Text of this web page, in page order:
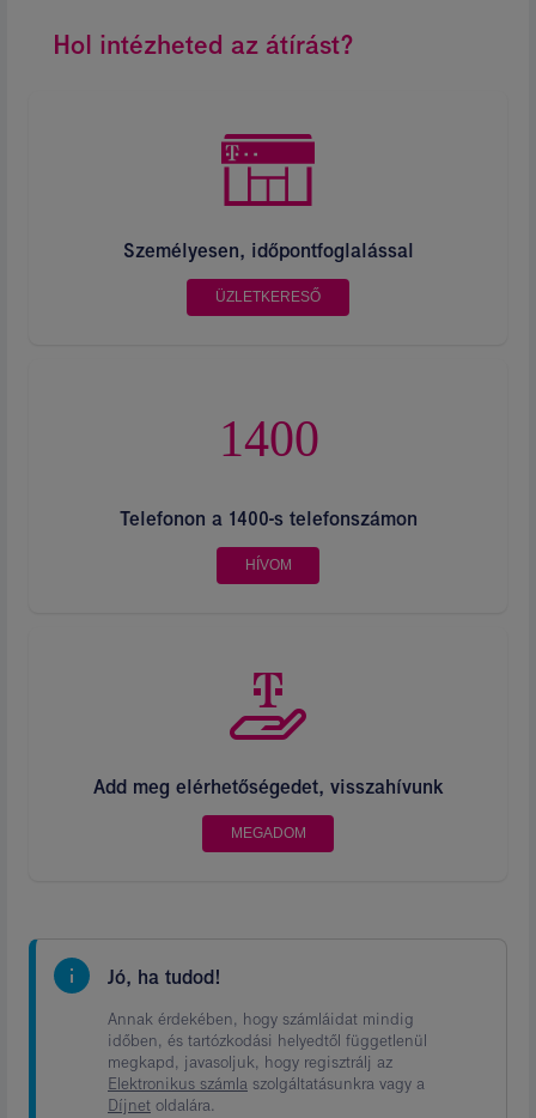
Hol intézheted az átírást?
Személyesen, időpontfoglalással
ÜZLETKERESŐ
Telefonon a 1400-s telefonszámon
HÍVOM
Add meg elérhetőségedet, visszahívunk
MEGADOM
Jó, ha tudod!
Annak érdekében, hogy számláidat mindig
időben, és tartózkodási helyedtől függetlenül
megkapd, javasoljuk, hogy regisztrálj az
Elektronikus számla szolgáltatásunkra vagy a
Díjnet oldalára.